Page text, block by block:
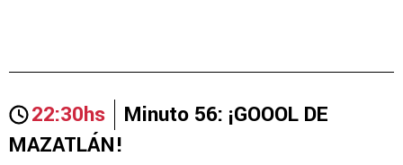
22:30hs
Minuto 56: ¡GOOOL DE
MAZATLÁN!